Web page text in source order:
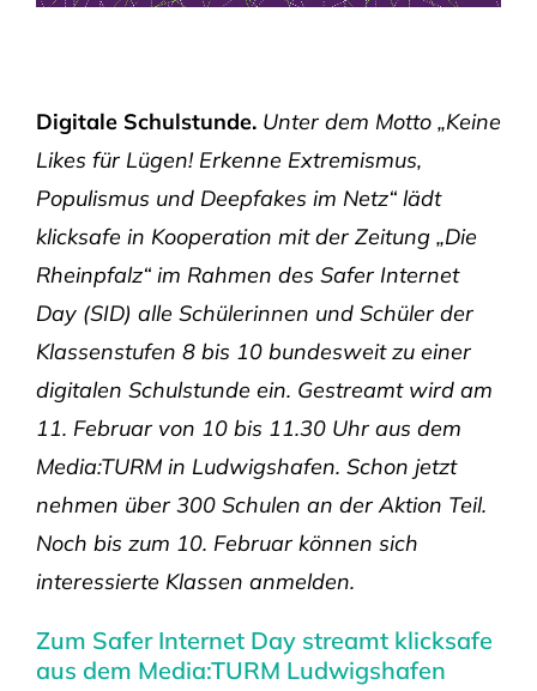
Digitale Schulstunde. Unter dem Motto „Keine
Likes für Lügen! Erkenne Extremismus,
Populismus und Deepfakes im Netz“ lädt
klicksafe in Kooperation mit der Zeitung „Die
Rheinpfalz“ im Rahmen des Safer Internet
Day (SID) alle Schülerinnen und Schüler der
Klassenstufen 8 bis 10 bundesweit zu einer
digitalen Schulstunde ein. Gestreamt wird am
11. Februar von 10 bis 11.30 Uhr aus dem
Media:TURM in Ludwigshafen. Schon jetzt
nehmen über 300 Schulen an der Aktion Teil.
Noch bis zum 10. Februar können sich
interessierte Klassen anmelden.
Zum Safer Internet Day streamt klicksafe
aus dem Media:TURM Ludwigshafen